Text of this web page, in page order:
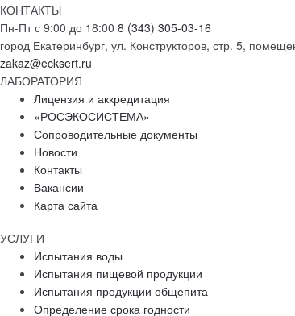
КОНТАКТЫ
Пн-Пт с 9:00 до 18:00 8 (343) 305-03-16
город Екатеринбург, ул. Конструкторов, стр. 5,
zakaz@ecksert.ru
ЛАБОРАТОРИЯ
Лицензия и аккредитация
«РОСЭКОСИСТЕМА»
Сопроводительные документы
Новости
Контакты
Вакансии
Карта сайта
УСЛУГИ
Испытания воды
Испытания пищевой продукции
Испытания продукции общепита
Определение срока годности